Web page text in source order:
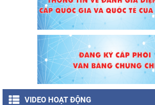
VIDEO HOẠT ĐỘNG